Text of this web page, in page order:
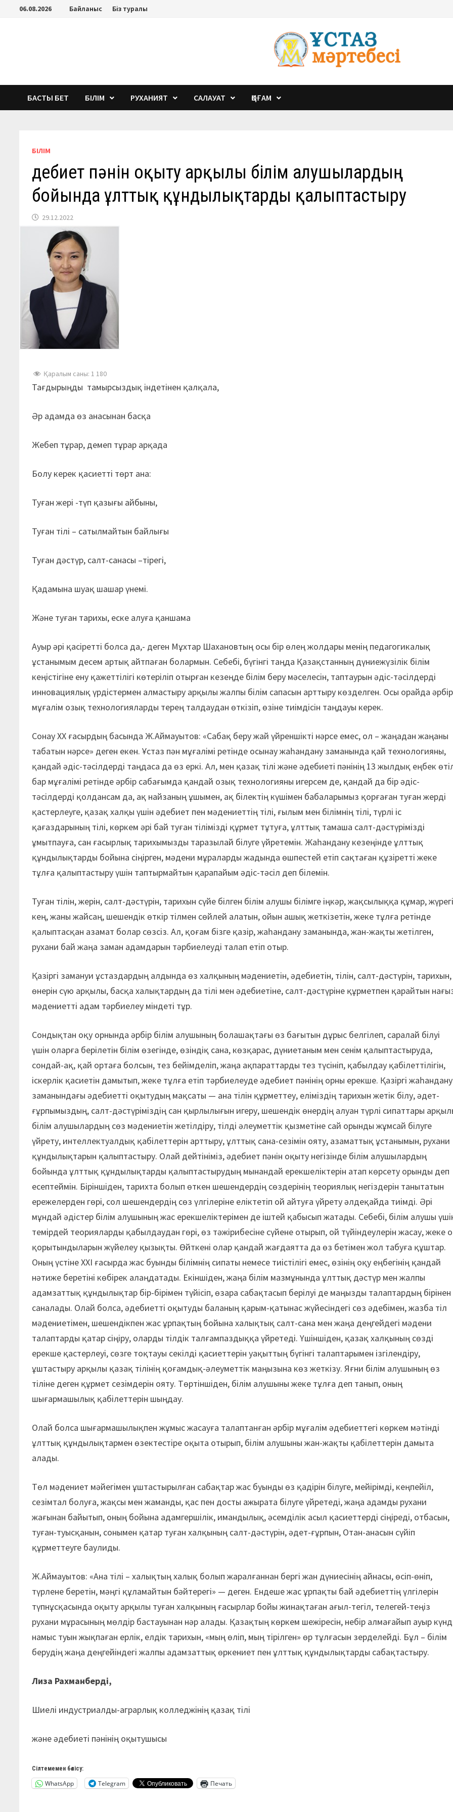
Перейти06.08.2026 Байланыс Біз туралы
БАСТЫ БЕТ БІЛІМ РУХАНИЯТ САЛАУАТ ҚОҒАМ
БІЛІМ
Әдебиет пәнін оқыту арқылы білім алушылардың
бойында ұлттық құндылықтарды қалыптастыру
29.12.2022
Қаралым саны: 1 180
Тағдырыңды тамырсыздық індетінен қалқала,
Әр адамда өз анасынан басқа
Жебеп тұрар, демеп тұрар арқада
Болу керек қасиетті төрт ана:
Туған жері -түп қазығы айбыны,
Туған тілі – сатылмайтын байлығы
Туған дәстүр, салт-санасы –тірегі,
Қадамына шуақ шашар үнемі.
Және туған тарихы, еске алуға қаншама
Ауыр әрі қасіретті болса да,- деген Мұхтар Шахановтың осы бір өлең жолдары менің педагогикалық
ұстанымым десем артық айтпаған болармын. Себебі, бүгінгі таңда Қазақстанның дүниежүзілік білім
кеңістігіне ену қажеттілігі көтеріліп отырған кезеңде білім беру мәселесін, таптаурын әдіс-тәсілдерді
инновациялық үрдістермен алмастыру арқылы жалпы білім сапасын арттыру көзделген. Осы орайда әрбір
мұғалім озық технологияларды терең талдаудан өткізіп, өзіне тиімдісін таңдауы керек.
Сонау ХХ ғасырдың басында Ж.Аймауытов: «Сабақ беру жай үйреншікті нәрсе емес, ол – жаңадан жаңаны
табатын нәрсе» деген екен. Ұстаз пән мұғалімі ретінде осынау жаһандану заманында қай технологияны,
қандай әдіс-тәсілдерді таңдаса да өз еркі. Ал, мен қазақ тілі және әдебиеті пәнінің 13 жылдық еңбек
бар мұғалімі ретінде әрбір сабағымда қандай озық технологияны игерсем де, қандай да бір әдіс-
тәсілдерді қолдансам да, ақ найзаның ұшымен, ақ білектің күшімен бабаларымыз қорғаған туған жерді
қастерлеуге, қазақ халқы үшін әдебиет пен мәдениеттің тілі, ғылым мен білімнің тілі, түрлі іс
қағаздарының тілі, көркем әрі бай туған тілімізді құрмет тұтуға, ұлттық тамаша салт-дәстүрімізді
ұмытпауға, сан ғасырлық тарихымызды таразылай білуге үйретемін. Жаһандану кезеңінде ұлттық
құндылықтарды бойына сіңірген, мәдени мұраларды жадында өшпестей етіп сақтаған құзіретті жеке
тұлға қалыптастыру үшін таптырмайтын қарапайым әдіс-тәсіл деп білемін.
Туған тілін, жерін, салт-дәстүрін, тарихын сүйе білген білім алушы білімге іңкәр, жақсылыққа құмар,
кең, жаны жайсаң, шешендік өткір тілмен сөйлей алатын, ойын ашық жеткізетін, жеке тұлға ретінде
қалыптасқан азамат болар сөзсіз. Ал, қоғам бізге қазір, жаһандану заманында, жан-жақты жетілген,
рухани бай жаңа заман адамдарын тәрбиелеуді талап етіп отыр.
Қазіргі замануи ұстаздардың алдында өз халқының мәдениетін, әдебиетін, тілін, салт-дәстүрін, тарихын,
өнерін сүю арқылы, басқа халықтардың да тілі мен әдебиетіне, салт-дәстүріне құрметпен қарайтын
мәдениетті адам тәрбиелеу міндеті тұр.
Сондықтан оқу орнында әрбір білім алушының болашақтағы өз бағытын дұрыс белгілеп, саралай білуі
үшін оларға берілетін білім өзегінде, өзіндіқ сана, көзқарас, дүниетаным мен сенім қалыптастыруда,
сондай-ақ, қай ортаға болсын, тез бейімделіп, жаңа ақпараттарды тез түсініп, қабылдау қабілеттілігін,
іскерлік қасиетін дамытып, жеке тұлға етіп тәрбиелеуде әдебиет пәнінің орны ерекше. Қазіргі жаһандану
заманындағы әдебиетті оқытудың мақсаты — ана тілін құрметтеу, еліміздің тарихын жетік білу, әдет-
ғұрпымыздың, салт-дәстүріміздің сан қырлылығын игеру, шешендік өнердің алуан түрлі сипаттары
білім алушылардың сөз мәдениетін жетілдіру, тілді әлеуметтік қызметіне сай орынды жұмсай білуге
үйрету, интеллектуалдық қабілеттерін арттыру, ұлттық сана-сезімін ояту, азаматтық ұстанымын, рухани
құндылықтарын қалыптастыру. Олай дейтініміз, әдебиет пәнін оқыту негізінде білім алушылардың
бойында ұлттық құндылықтарды қалыптастырудың мынандай ерекшеліктерін атап көрсету орынды деп
есептеймін. Біріншіден, тарихта болып өткен шешендердің сөздерінің теориялық негіздерін танытатын
ережелерден гөрі, сол шешендердің сөз үлгілеріне еліктетіп ой айтуға үйрету әлдеқайда тиімді. Әрі
мұндай әдістер білім алушының жас ерекшеліктерімен де іштей қабысып жатады. Себебі, білім алушы
темірдей теорияларды қабылдаудан гөрі, өз тәжірибесіне сүйене отырып, ой түйіндеулерін жасау, жеке
қорытындыларын жүйелеу қызықты. Өйткені олар қандай жағдаятта да өз бетімен жол табуға құштар.
Оның үстіне ХХІ ғасырда жас буынды білімнің сипаты немесе тиістілігі емес, өзінің оқу еңбегінің қандай
нәтиже беретіні көбірек алаңдатады. Екіншіден, жаңа білім мазмұнында ұлттық дәстүр мен жалпы
адамзаттық құндылықтар бір-бірімен түйісіп, өзара сабақтасып берілуі де маңызды талаптардың бірінен
саналады. Олай болса, әдебиетті оқытуды баланың қарым-қатынас жүйесіндегі сөз әдебімен, жазба тіл
мәдениетімен, шешендікпен жас ұрпақтың бойына халықтық салт-сана мен жаңа деңгейдегі мәдени
талаптарды қатар сіңіру, оларды тілдік талғампаздыққа үйретеді. Үшіншіден, қазақ халқының сөзді
ерекше қастерлеуі, сөзге тоқтауы секілді қасиеттерін уақыттың бүгінгі талаптарымен ізгілендіру,
ұштастыру арқылы қазақ тілінің қоғамдық-әлеуметтік маңызына көз жеткізу. Яғни білім алушының өз
тіліне деген құрмет сезімдерін ояту. Төртіншіден, білім алушыны жеке тұлға деп танып, оның
шығармашылық қабілеттерін шыңдау.
Олай болса шығармашылықпен жұмыс жасауға талаптанған әрбір мұғалім әдебиеттегі көркем мәтінді
ұлттық құндылықтармен өзектестіре оқыта отырып, білім алушыны жан-жақты қабілеттерін дамыта
алады.
Төл мәдениет мәйегімен ұштастырылған сабақтар жас буынды өз қадірін білуге, мейірімді, кеңпейіл,
сезімтал болуға, жақсы мен жаманды, қас пен досты ажырата білуге үйретеді, жаңа адамды рухани
жағынан байытып, оның бойына адамгершілік, имандылық, әсемділік асыл қасиеттерді сіңіреді, отбасын,
туған-туысқанын, сонымен қатар туған халқының салт-дәстүрін, әдет-ғұрпын, Отан-анасын сүйіп
құрметтеуге баулиды.
Ж.Аймауытов: «Ана тілі – халықтың халық болып жаралғаннан бергі жан дүниесінің айнасы, өсіп-өніп,
түрлене беретін, мәңгі құламайтын бәйтерегі» — деген. Ендеше жас ұрпақты бай әдебиеттің үлгілерін
түпнұсқасында оқыту арқылы туған халқының ғасырлар бойы жинақтаған ағыл-тегіл, телегей-теңіз
рухани мұрасының мөлдір бастауынан нәр алады. Қазақтың көркем шежіресін, небір алмағайып ауыр
намыс туын жықпаған ерлік, елдік тарихын, «мың өліп, мың тірілген» өр тұлғасын зерделейді. Бұл – білім
берудің жаңа деңгейіндегі жалпы адамзаттық өркениет пен ұлттық құндылықтарды сабақтастыру.
Лиза Рахманберді,
Шиелі индустриалды-аграрлық колледжінің қазақ тілі
және әдебиеті пәнінің оқытушысы
Сілтемемен бөлісу:
WhatsApp Telegram Печать